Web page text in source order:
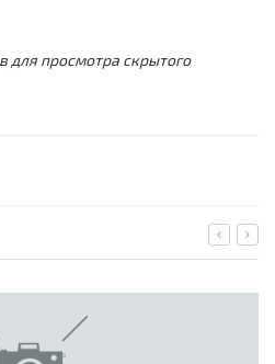
для просмотра скрытого